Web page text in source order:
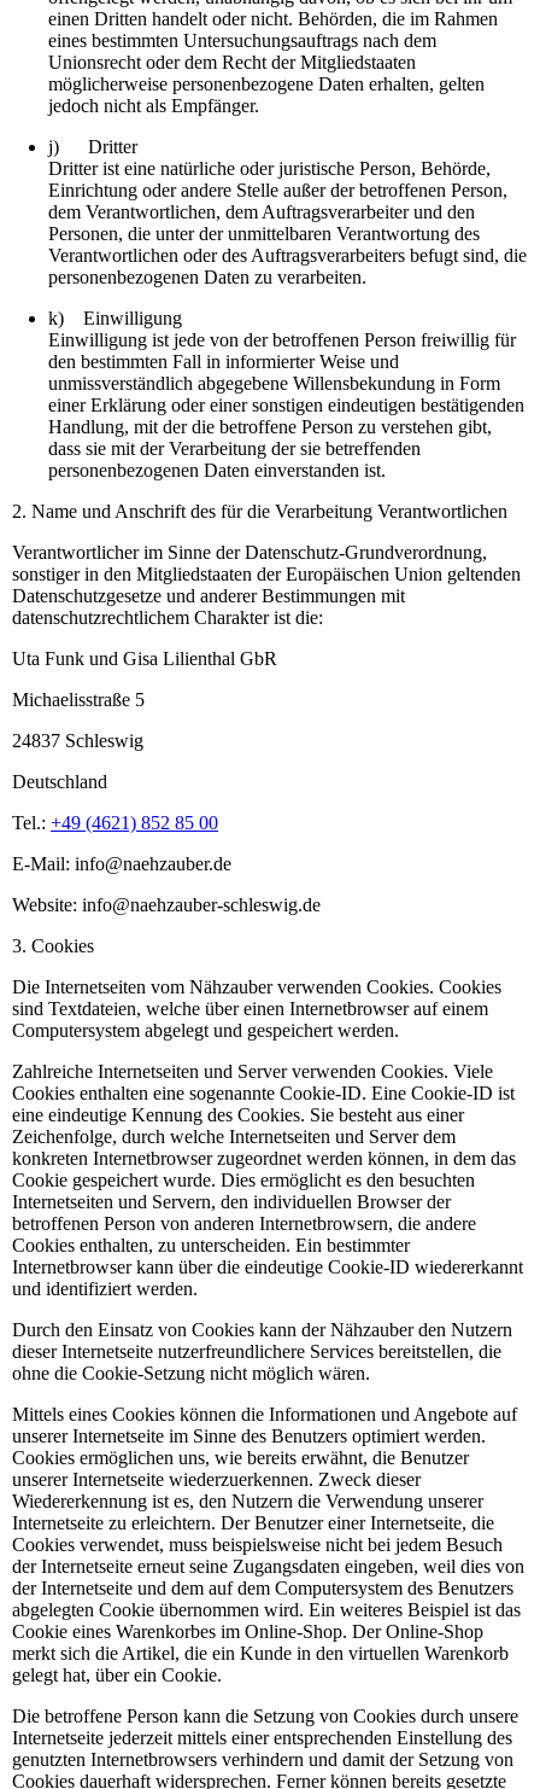
einen Dritten handelt oder nicht. Behörden, die im Rahmen
eines bestimmten Untersuchungsauftrags nach dem
Unionsrecht oder dem Recht der Mitgliedstaaten
möglicherweise personenbezogene Daten erhalten, gelten
jedoch nicht als Empfänger.
j) Dritter
Dritter ist eine natürliche oder juristische Person, Behörde,
Einrichtung oder andere Stelle außer der betroffenen Person,
dem Verantwortlichen, dem Auftragsverarbeiter und den
Personen, die unter der unmittelbaren Verantwortung des
Verantwortlichen oder des Auftragsverarbeiters befugt sind, die
personenbezogenen Daten zu verarbeiten.
k) Einwilligung
Einwilligung ist jede von der betroffenen Person freiwillig für
den bestimmten Fall in informierter Weise und
unmissverständlich abgegebene Willensbekundung in Form
einer Erklärung oder einer sonstigen eindeutigen bestätigenden
Handlung, mit der die betroffene Person zu verstehen gibt,
dass sie mit der Verarbeitung der sie betreffenden
personenbezogenen Daten einverstanden ist.
2. Name und Anschrift des für die Verarbeitung Verantwortlichen
Verantwortlicher im Sinne der Datenschutz-Grundverordnung,
sonstiger in den Mitgliedstaaten der Europäischen Union geltenden
Datenschutzgesetze und anderer Bestimmungen mit
datenschutzrechtlichem Charakter ist die:
Uta Funk und Gisa Lilienthal GbR
Michaelisstraße 5
24837 Schleswig
Deutschland
Tel.: +49 (4621) 852 85 00
E-Mail: info@naehzauber.de
Website: info@naehzauber-schleswig.de
3. Cookies
Die Internetseiten vom Nähzauber verwenden Cookies. Cookies
sind Textdateien, welche über einen Internetbrowser auf einem
Computersystem abgelegt und gespeichert werden.
Zahlreiche Internetseiten und Server verwenden Cookies. Viele
Cookies enthalten eine sogenannte Cookie-ID. Eine Cookie-ID ist
eine eindeutige Kennung des Cookies. Sie besteht aus einer
Zeichenfolge, durch welche Internetseiten und Server dem
konkreten Internetbrowser zugeordnet werden können, in dem das
Cookie gespeichert wurde. Dies ermöglicht es den besuchten
Internetseiten und Servern, den individuellen Browser der
betroffenen Person von anderen Internetbrowsern, die andere
Cookies enthalten, zu unterscheiden. Ein bestimmter
Internetbrowser kann über die eindeutige Cookie-ID wiedererkannt
und identifiziert werden.
Durch den Einsatz von Cookies kann der Nähzauber den Nutzern
dieser Internetseite nutzerfreundlichere Services bereitstellen, die
ohne die Cookie-Setzung nicht möglich wären.
Mittels eines Cookies können die Informationen und Angebote auf
unserer Internetseite im Sinne des Benutzers optimiert werden.
Cookies ermöglichen uns, wie bereits erwähnt, die Benutzer
unserer Internetseite wiederzuerkennen. Zweck dieser
Wiedererkennung ist es, den Nutzern die Verwendung unserer
Internetseite zu erleichtern. Der Benutzer einer Internetseite, die
Cookies verwendet, muss beispielsweise nicht bei jedem Besuch
der Internetseite erneut seine Zugangsdaten eingeben, weil dies von
der Internetseite und dem auf dem Computersystem des Benutzers
abgelegten Cookie übernommen wird. Ein weiteres Beispiel ist das
Cookie eines Warenkorbes im Online-Shop. Der Online-Shop
merkt sich die Artikel, die ein Kunde in den virtuellen Warenkorb
gelegt hat, über ein Cookie.
Die betroffene Person kann die Setzung von Cookies durch unsere
Internetseite jederzeit mittels einer entsprechenden Einstellung des
genutzten Internetbrowsers verhindern und damit der Setzung von
Cookies dauerhaft widersprechen. Ferner können bereits gesetzte